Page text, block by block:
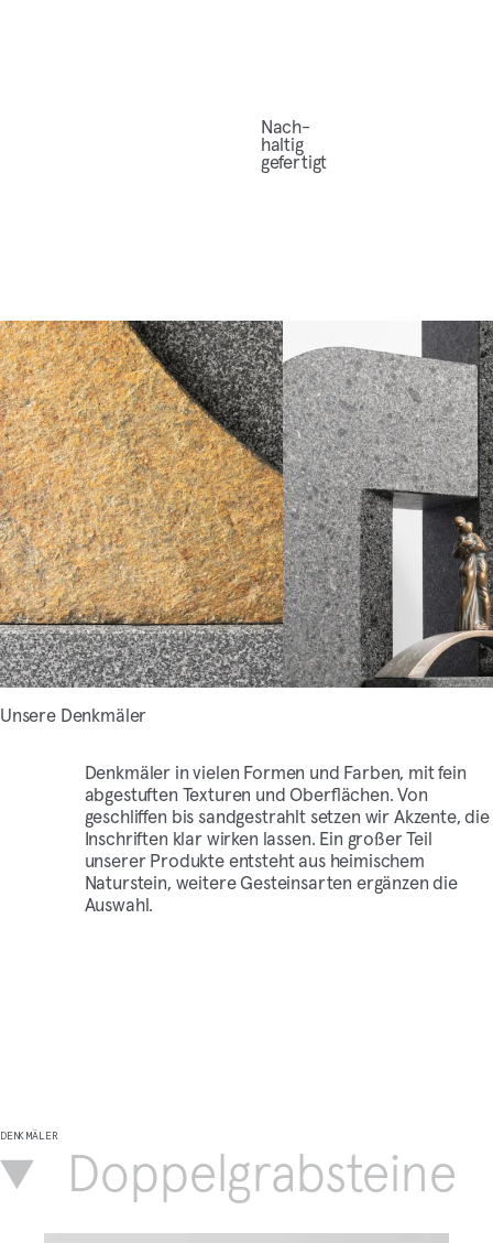
Nach­
hal­tig
gefertigt
Unsere Denkmäler
Denkmäler in vielen Formen und Farben, mit fein
abgestuften Texturen und Oberflächen. Von
geschliffen bis sandgestrahlt setzen wir Akzente, die
Inschriften klar wirken lassen. Ein großer Teil
unserer Produkte entsteht aus heimischem
Naturstein, weitere Gesteinsarten ergänzen die
Auswahl.
DENKMÄLER
Doppelgrabsteine